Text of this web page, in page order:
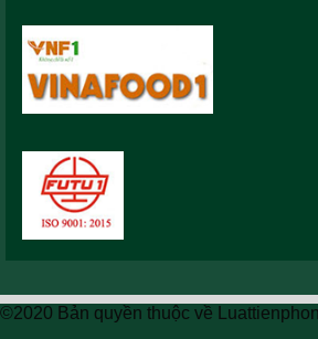
©2020 Bản quyền thuộc về